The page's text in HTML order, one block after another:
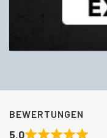
BEWERTUNGEN
5,0